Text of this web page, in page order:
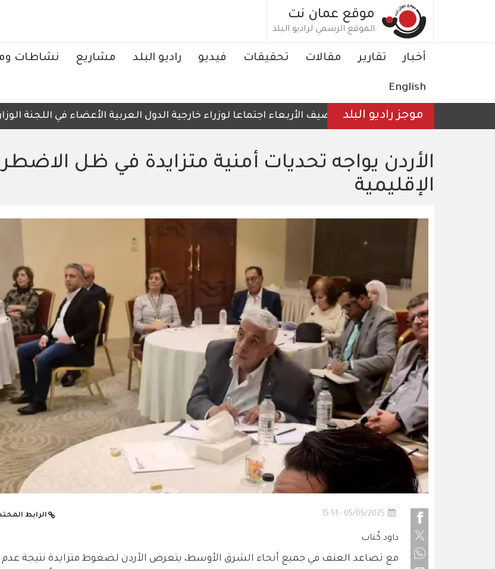
موقع عمان نت
الموقع الرسمي لراديو البلد
Main
أخبار تقارير مقالات تحقيقات فيديو راديو البلد مشاريع نشاطات
English
موجز راديو البلد
الأردن يستضيف الأربعاء اجتماعا لوزراء خارجية الدول العربية الأعضاء في اللجنة الوزارية
الأردن يواجه تحديات أمنية متزايدة في ظل
الإقليمية
05/05/2025 - 15:51 الرابط
داود كُتاب
مع تصاعد العنف في جميع أنحاء الشرق الأوسط، يتعرض الأردن لضغوط متزايدة نتيجة عدم